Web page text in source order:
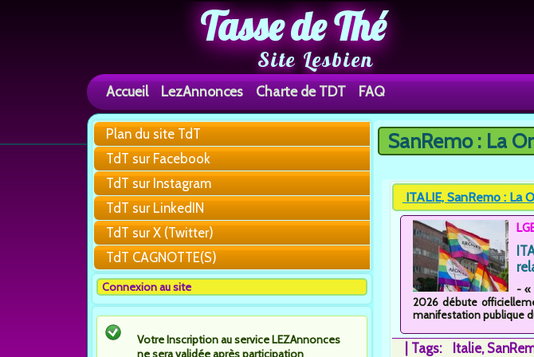
Tasse de Thé
Site Lesbien
Accueil LezAnnonces Charte de TDT FAQ
Plan du site TdT
TdT sur Facebook
TdT sur Instagram
TdT sur LinkedIN
TdT sur X (Twitter)
TdT CAGNOTTE(S)
Connexion au site
Votre Inscription au service LEZAnnonces
ne sera validée après participation
You are here
SanRemo : La
ITALIE, SanRemo : La
- «
2026 débute
manifestation publique
Tags: Italie